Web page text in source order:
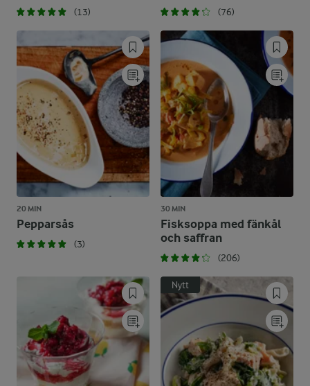
(13) (76)
20 MIN
Pepparsås
(3)
30 MIN
Fisksoppa med fänkål
och saffran
(206)
Nytt